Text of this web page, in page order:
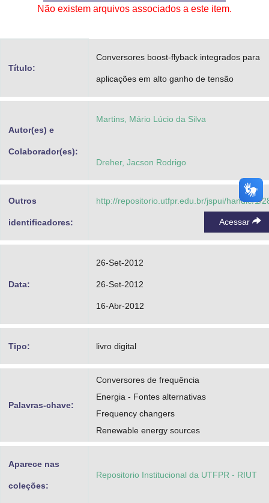
Gabinete de Segurança Institucional
Não existem arquivos associados a este item.
Título:
Conversores boost-flyback integrados para
aplicações em alto ganho de tensão
Autor(es) e
Colaborador(es):
Martins, Mário Lúcio da Silva
Dreher, Jacson Rodrigo
Outros
identificadores:
http://repositorio.utfpr.edu.br/jspui/handle/1/
Acessar
Data:
26-Set-2012
26-Set-2012
16-Abr-2012
Tipo: livro digital
Palavras-chave:
Conversores de frequência
Energia - Fontes alternativas
Frequency changers
Renewable energy sources
Aparece nas
coleções:
Repositorio Institucional da UTFPR - RIUT